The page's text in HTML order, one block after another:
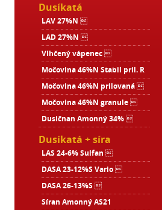
Dusíkatá
LAV 27%N 
LAD 27%N 
Vlhčený vápenec 
Močovina 46%N Stabil pril. R
Močovina 46%N prilovaná 
Močovina 46%N granule 
Dusičnan Amonný 34% 
Dusíkatá + síra
LAS 24-6% Sulfan 
DASA 23-12%S Vario 
DASA 26-13%S 
Síran Amonný AS21